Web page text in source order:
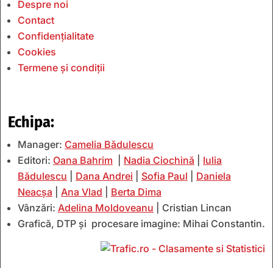
Despre noi
Contact
Confidențialitate
Cookies
Termene și condiții
Echipa:
Manager: Camelia Bădulescu
Editori: Oana Bahrim Nadia Ciochină
Iulia
Bădulescu
Dana Andrei Sofia Paul
Daniela
Neacșa
Ana Vlad
Berta Dima
Vânzări: Adelina Moldoveanu | Cristian Lincan
Grafică, DTP și procesare imagine: Mihai Constantin.